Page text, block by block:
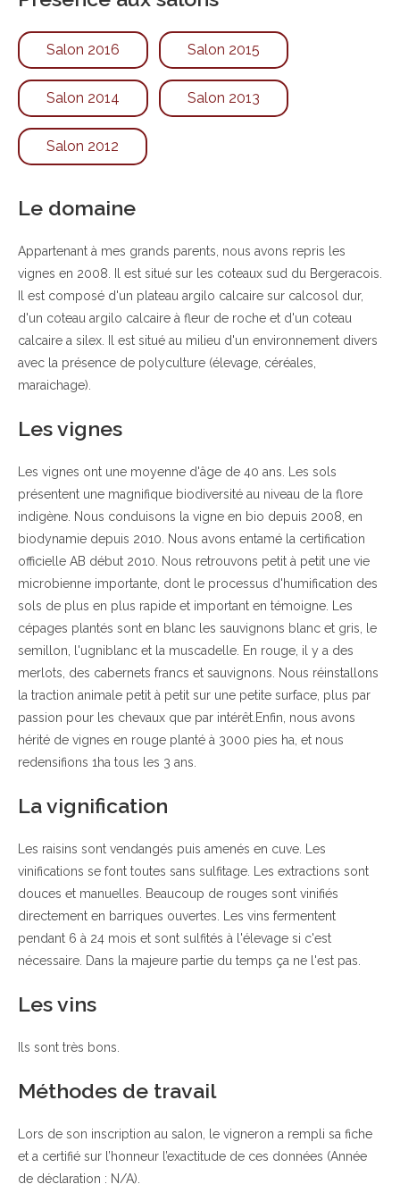
Salon 2016 Salon 2015
Salon 2014 Salon 2013
Salon 2012
Le domaine
Appartenant à mes grands parents, nous avons repris les
vignes en 2008. Il est situé sur les coteaux sud du Bergeracois.
Il est composé d'un plateau argilo calcaire sur calcosol dur,
d'un coteau argilo calcaire à fleur de roche et d'un coteau
calcaire a silex. Il est situé au milieu d'un environnement divers
avec la présence de polyculture (élevage, céréales,
maraichage).
Les vignes
Les vignes ont une moyenne d'âge de 40 ans. Les sols
présentent une magnifique biodiversité au niveau de la flore
indigène. Nous conduisons la vigne en bio depuis 2008, en
biodynamie depuis 2010. Nous avons entamé la certification
officielle AB début 2010. Nous retrouvons petit à petit une vie
microbienne importante, dont le processus d'humification des
sols de plus en plus rapide et important en témoigne. Les
cépages plantés sont en blanc les sauvignons blanc et gris, le
semillon, l'ugniblanc et la muscadelle. En rouge, il y a des
merlots, des cabernets francs et sauvignons. Nous réinstallons
la traction animale petit à petit sur une petite surface, plus par
passion pour les chevaux que par intérêt.Enfin, nous avons
hérité de vignes en rouge planté à 3000 pies ha, et nous
redensifions 1ha tous les 3 ans.
La vignification
Les raisins sont vendangés puis amenés en cuve. Les
vinifications se font toutes sans sulfitage. Les extractions sont
douces et manuelles. Beaucoup de rouges sont vinifiés
directement en barriques ouvertes. Les vins fermentent
pendant 6 à 24 mois et sont sulfités à l'élevage si c'est
nécessaire. Dans la majeure partie du temps ça ne l'est pas.
Les vins
Ils sont très bons.
Méthodes de travail
Lors de son inscription au salon, le vigneron a rempli sa fiche
et a certifié sur l’honneur l’exactitude de ces données (Année
de déclaration : N/A).